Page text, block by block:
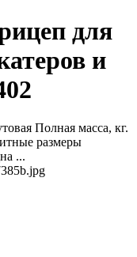
для
и
Полная масса, кг.
размеры
...